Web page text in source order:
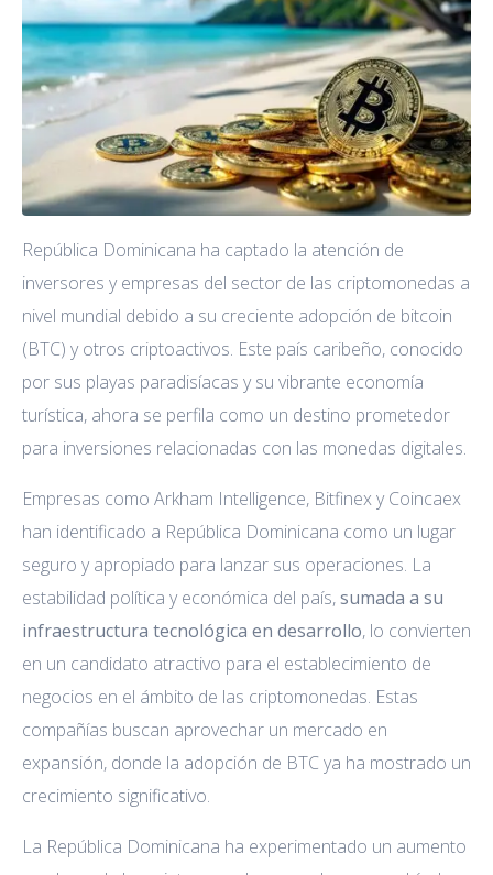
República Dominicana ha captado la atención de
inversores y empresas del sector de las criptomonedas a
nivel mundial debido a su creciente adopción de bitcoin
(BTC) y otros criptoactivos. Este país caribeño, conocido
por sus playas paradisíacas y su vibrante economía
turística, ahora se perfila como un destino prometedor
para inversiones relacionadas con las monedas digitales.
Empresas como Arkham Intelligence, Bitfinex y Coincaex
han identificado a República Dominicana como un lugar
seguro y apropiado para lanzar sus operaciones. La
estabilidad política y económica del país,sumada a su
infraestructura tecnológica en desarrollo, lo convierten
en un candidato atractivo para el establecimiento de
negocios en el ámbito de las criptomonedas. Estas
compañías buscan aprovechar un mercado en
expansión, donde la adopción de BTC ya ha mostrado un
crecimiento significativo.
La República Dominicana ha experimentado un aumento